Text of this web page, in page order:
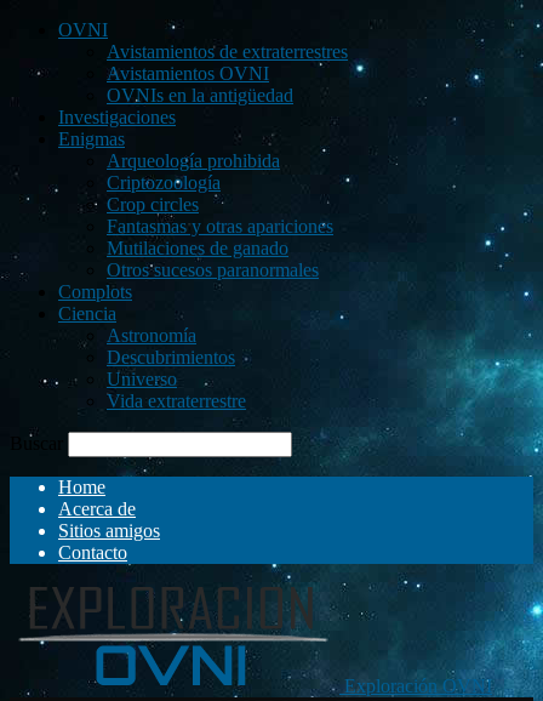
OVNI
Avistamientos de extraterrestres
Avistamientos OVNI
OVNIs en la antigüedad
Investigaciones
Enigmas
Arqueología prohibida
Criptozoología
Crop circles
Fantasmas y otras apariciones
Mutilaciones de ganado
Otros sucesos paranormales
Complots
Ciencia
Astronomía
Descubrimientos
Universo
Vida extraterrestre
Buscar
Home
Acerca de
Sitios amigos
Contacto
Exploración OVNI